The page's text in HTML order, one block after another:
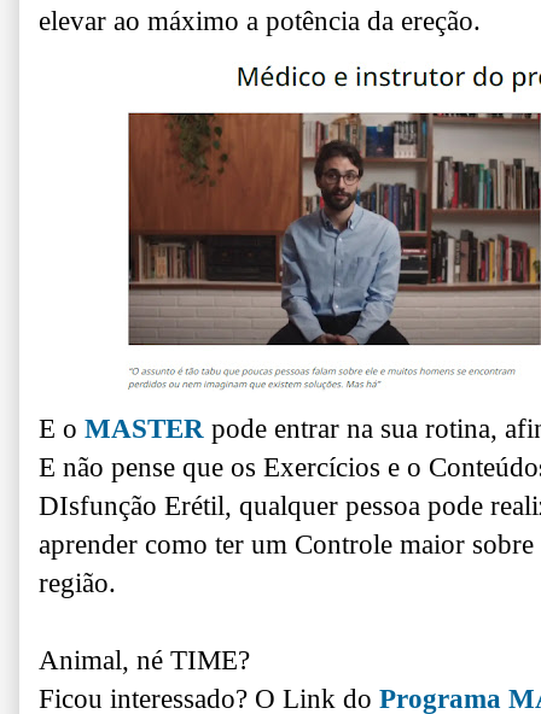
elevar ao máximo a potência da ereção.
E o MASTER pode entrar na sua rotina,
E não pense que os Exercícios e o
DIsfunção Erétil, qualquer pessoa pode
aprender como ter um Controle maior sobre
região.
Animal, né TIME?
Ficou interessado? O Link do Programa